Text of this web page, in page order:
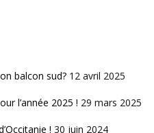
balcon sud? 12 avril 2025
l’année 2025 ! 29 mars 2025
! 30 juin 2024